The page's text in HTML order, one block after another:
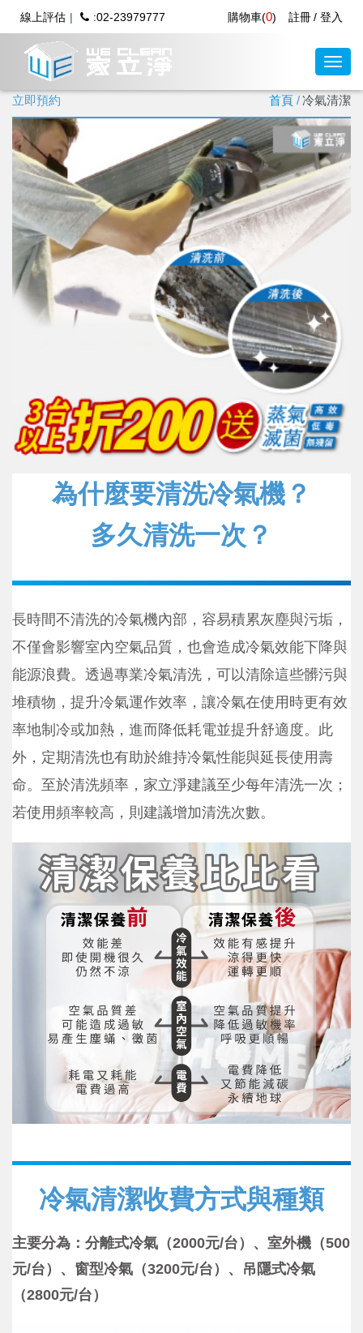
線上評估 :02-23979777 註冊 登入
購物車(0)
立即預約 首頁 冷氣清潔
為什麼要清洗冷氣機？
多久清洗一次？
長時間不清洗的冷氣機內部，容易積累灰塵與污垢，
不僅會影響室內空氣品質，也會造成冷氣效能下降與
能源浪費。透過專業冷氣清洗，可以清除這些髒污與
堆積物，提升冷氣運作效率，讓冷氣在使用時更有效
率地制冷或加熱，進而降低耗電並提升舒適度。此
外，定期清洗也有助於維持冷氣性能與延長使用壽
命。至於清洗頻率，家立淨建議至少每年清洗一次；
若使用頻率較高，則建議增加清洗次數。
冷氣清潔收費方式與種類
主要分為：分離式冷氣（2000元/台）、室外機（500
元/台）、窗型冷氣（3200元/台）、吊隱式冷氣
（2800元/台）